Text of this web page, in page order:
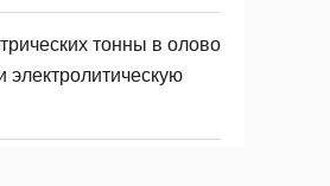
тонны в олово
электролитическую